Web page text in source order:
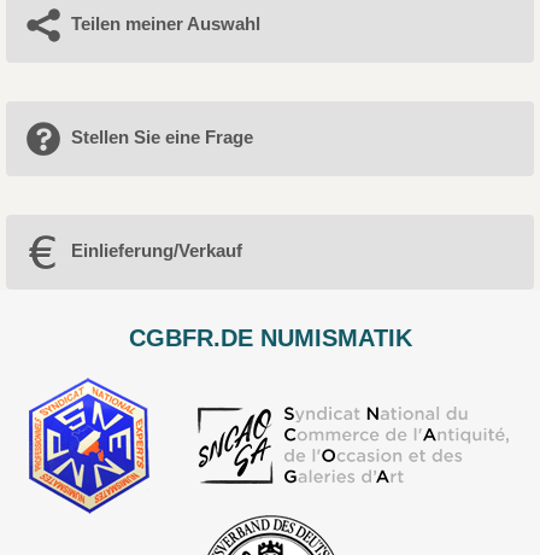
Teilen meiner Auswahl
Stellen Sie eine Frage
Einlieferung/Verkauf
CGBFR.DE NUMISMATIK